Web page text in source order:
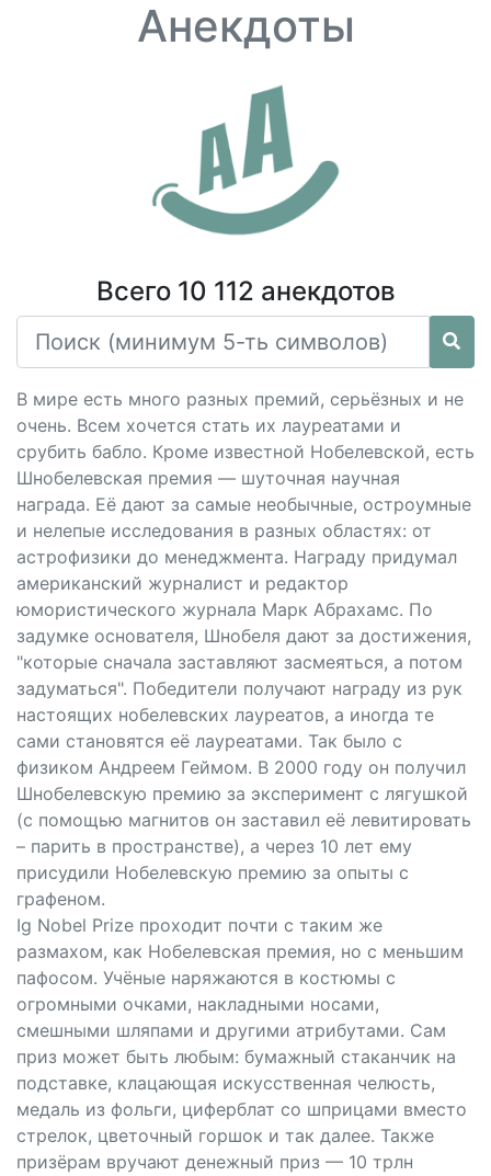
Анекдоты
Всего 10 112 анекдотов
В мире есть много разных премий, серьёзных и не
очень. Всем хочется стать их лауреатами и
срубить бабло. Кроме известной Нобелевской, есть
Шнобелевская премия — шуточная научная
награда. Её дают за самые необычные, остроумные
и нелепые исследования в разных областях: от
астрофизики до менеджмента. Награду придумал
американский журналист и редактор
юмористического журнала Марк Абрахамс. По
задумке основателя, Шнобеля дают за достижения,
"которые сначала заставляют засмеяться, а потом
задуматься". Победители получают награду из рук
настоящих нобелевских лауреатов, а иногда те
сами становятся её лауреатами. Так было с
физиком Андреем Геймом. В 2000 году он получил
Шнобелевскую премию за эксперимент с лягушкой
(с помощью магнитов он заставил её левитировать
– парить в пространстве), а через 10 лет ему
присудили Нобелевскую премию за опыты с
графеном.
Ig Nobel Prize проходит почти с таким же
размахом, как Нобелевская премия, но с меньшим
пафосом. Учёные наряжаются в костюмы с
огромными очками, накладными носами,
смешными шляпами и другими атрибутами. Сам
приз может быть любым: бумажный стаканчик на
подставке, клацающая искусственная челюсть,
медаль из фольги, циферблат со шприцами вместо
стрелок, цветочный горшок и так далее. Также
призёрам вручают денежный приз — 10 трлн